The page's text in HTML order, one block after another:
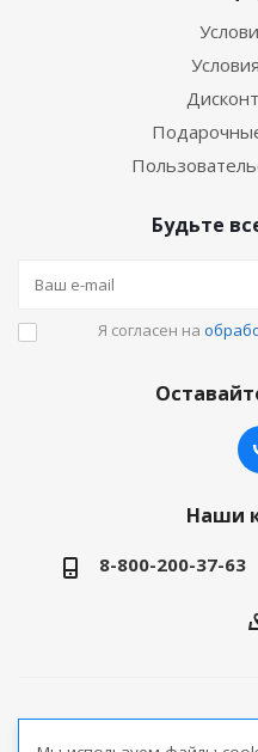
Будьте
Я согласен на
Наши
8-800-200-37-63